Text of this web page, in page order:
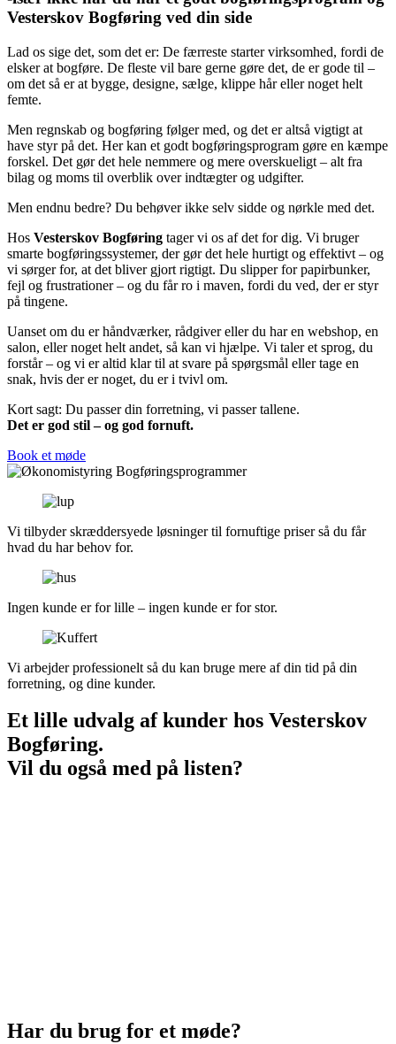
Vesterskov Bogføring ved din side
Lad os sige det, som det er: De færreste starter virksomhed, fordi de
elsker at bogføre. De fleste vil bare gerne gøre det, de er gode til –
om det så er at bygge, designe, sælge, klippe hår eller noget helt
femte.
Men regnskab og bogføring følger med, og det er altså vigtigt at
have styr på det. Her kan et godt bogføringsprogram gøre en kæmpe
forskel. Det gør det hele nemmere og mere overskueligt – alt fra
bilag og moms til overblik over indtægter og udgifter.
Men endnu bedre? Du behøver ikke selv sidde og nørkle med det.
Hos Vesterskov Bogføring tager vi os af det for dig. Vi bruger
smarte bogføringssystemer, der gør det hele hurtigt og effektivt – og
vi sørger for, at det bliver gjort rigtigt. Du slipper for papirbunker,
fejl og frustrationer – og du får ro i maven, fordi du ved, der er styr
på tingene.
Uanset om du er håndværker, rådgiver eller du har en webshop, en
salon, eller noget helt andet, så kan vi hjælpe. Vi taler et sprog, du
forstår – og vi er altid klar til at svare på spørgsmål eller tage en
snak, hvis der er noget, du er i tvivl om.
Kort sagt: Du passer din forretning, vi passer tallene.
Det er god stil – og god fornuft.
Book et møde
Vi tilbyder skræddersyede løsninger til fornuftige priser så du får
hvad du har behov for.
Ingen kunde er for lille – ingen kunde er for stor.
Vi arbejder professionelt så du kan bruge mere af din tid på din
forretning, og dine kunder.
Et lille udvalg af kunder hos Vesterskov
Bogføring.
Vil du også med på listen?
Har du brug for et møde?